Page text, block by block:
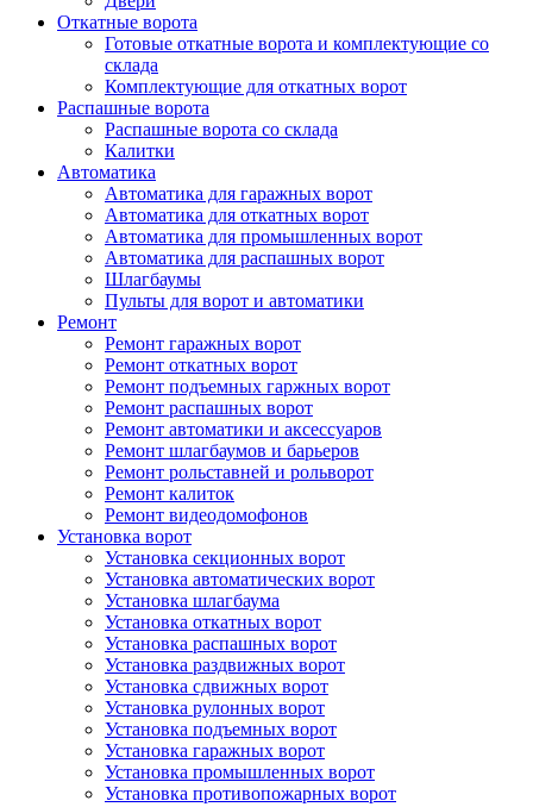
Откатные ворота
Готовые откатные ворота и комплектующие со
склада
Комплектующие для откатных ворот
Распашные ворота
Распашные ворота со склада
Калитки
Автоматика
Автоматика для гаражных ворот
Автоматика для откатных ворот
Автоматика для промышленных ворот
Автоматика для распашных ворот
Шлагбаумы
Пульты для ворот и автоматики
Ремонт
Ремонт гаражных ворот
Ремонт откатных ворот
Ремонт подъемных гаржных ворот
Ремонт распашных ворот
Ремонт автоматики и аксессуаров
Ремонт шлагбаумов и барьеров
Ремонт рольставней и рольворот
Ремонт калиток
Ремонт видеодомофонов
Установка ворот
Установка секционных ворот
Установка автоматических ворот
Установка шлагбаума
Установка откатных ворот
Установка распашных ворот
Установка раздвижных ворот
Установка сдвижных ворот
Установка рулонных ворот
Установка подъемных ворот
Установка гаражных ворот
Установка промышленных ворот
Установка противопожарных ворот